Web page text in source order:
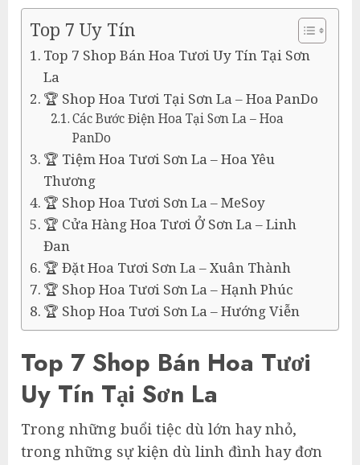
Top 7 Uy Tín
Top 7 Shop Bán Hoa Tươi Uy Tín Tại Sơn
La
🏆 Shop Hoa Tươi Tại Sơn La – Hoa PanDo
Các Bước Điện Hoa Tại Sơn La – Hoa
PanDo
🏆 Tiệm Hoa Tươi Sơn La – Hoa Yêu
Thương
🏆 Shop Hoa Tươi Sơn La – MeSoy
🏆 Cửa Hàng Hoa Tươi Ở Sơn La – Linh
Đan
🏆 Đặt Hoa Tươi Sơn La – Xuân Thành
🏆 Shop Hoa Tươi Sơn La – Hạnh Phúc
🏆 Shop Hoa Tươi Sơn La – Hướng Viễn
Top 7 Shop Bán Hoa Tươi
Uy Tín Tại Sơn La
Trong những buổi tiệc dù lớn hay nhỏ,
trong những sự kiện dù linh đình hay đơn